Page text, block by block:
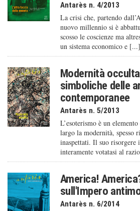
Antarès n. 4/2013
La crisi che, partendo
nuovo millennio si è
scosso le coscienze ma
un sistema economico e [...]
Modernità
simboliche delle
contemporanee
Antarès n. 5/2013
L’esoterismo è un
largo la modernità, spesso
inaspettati. Il suo risorgere
interamente votatasi al
America!
sull'Impero
Antarès n. 6/2014